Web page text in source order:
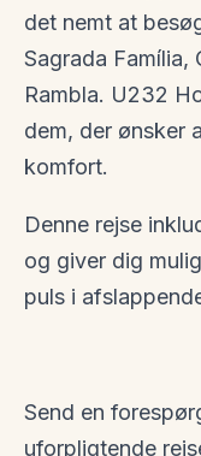
det nemt at
Sagrada Família,
Rambla. U232
dem, der ønsker
komfort.
Denne rejse
og giver dig
puls i
Send en
uforpligtende